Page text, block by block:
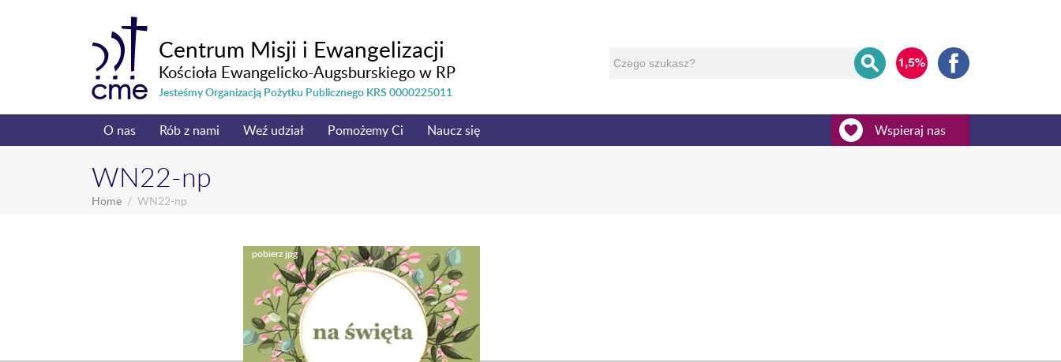
Centrum Misji i Ewangelizacji
Kościoła Ewangelicko-Augsburskiego w RP
Jesteśmy Organizacją Pożytku Publicznego KRS 0000225011
O nas Rób z nami Weź udział Pomożemy Ci Naucz się Wspieraj nas
WN22-np
Home WN22-np